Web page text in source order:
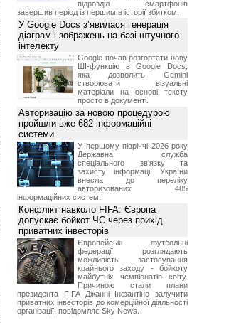
підрозділ смартфонів
завершив період із першим в історії збитком.
У Google Docs з’явилася генерація
діаграм і зображень на базі штучного
інтелекту
Google почав розгортати нову
ШІ-функцію в Google Docs,
яка дозволить Gemini
створювати візуальні
матеріали на основі тексту
просто в документі.
Авторизацію за новою процедурою
пройшли вже 682 інформаційні
системи
У першому півріччі 2026 року
Державна служба
спеціального зв'язку та
захисту інформації України
внесла до переліку
авторизованих 485
інформаційних систем.
Конфлікт навколо FIFA: Європа
допускає бойкот ЧС через прихід
приватних інвесторів
Європейські футбольні
федерації розглядають
можливість застосування
крайнього заходу - бойкоту
майбутніх чемпіонатів світу.
Причиною стали плани
президента FIFA Джанні Інфантіно залучити
приватних інвесторів до комерційної діяльності
організації, повідомляє Sky News.